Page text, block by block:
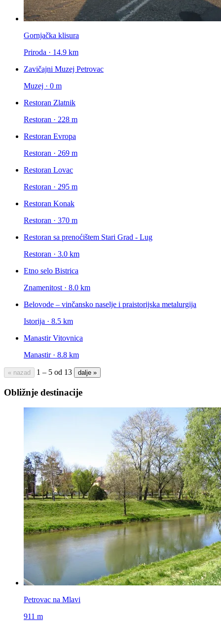
Gornjačka klisura
Priroda · 14.9 km
Zavičajni Muzej Petrovac
Muzej · 0 m
Restoran Zlatnik
Restoran · 228 m
Restoran Evropa
Restoran · 269 m
Restoran Lovac
Restoran · 295 m
Restoran Konak
Restoran · 370 m
Restoran sa prenoćištem Stari Grad - Lug
Restoran · 3.0 km
Etno selo Bistrica
Znamenitost · 8.0 km
Belovode – vinčansko naselje i praistorijska metalurgija
Istorija · 8.5 km
Manastir Vitovnica
Manastir · 8.8 km
« nazad 1 – 5 od 13 dalje »
Obližnje destinacije
Petrovac na Mlavi
911 m